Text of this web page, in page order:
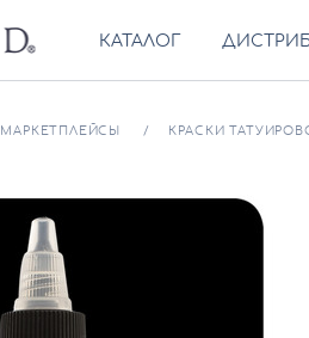
КАТАЛОГ
МАРКЕТПЛЕЙСЫ КРАСКИ